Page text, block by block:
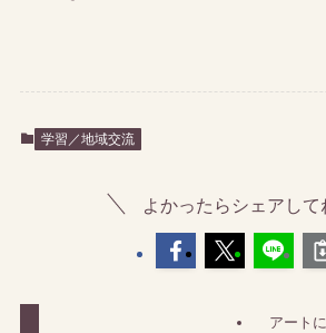
学習／地域交流
よかったらシェアして
アート